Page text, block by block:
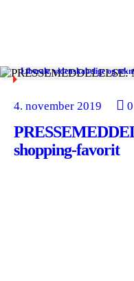
Liberale, videnskabelige og
4. november 2019 0
shopping-favorit